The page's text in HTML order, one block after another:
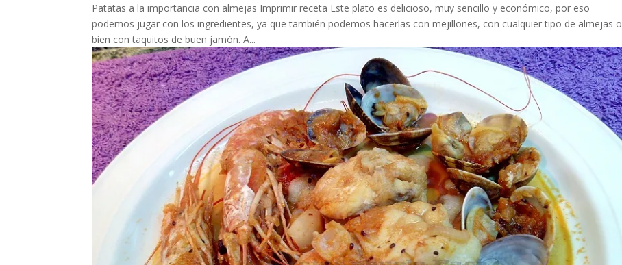
Patatas a la importancia con almejas Imprimir receta Este plato es delicioso, muy sencillo y económico, por eso
podemos jugar con los ingredientes, ya que también podemos hacerlas con mejillones, con cualquier tipo de almejas o
bien con taquitos de buen jamón. A...